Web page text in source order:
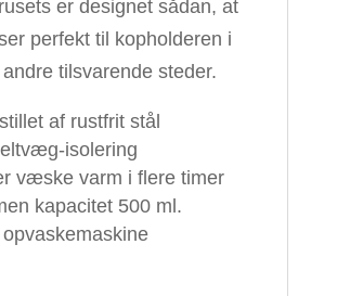
er designet sådan, at
perfekt til kopholderen i
tilsvarende steder.
af rustfrit stål
isolering
væske varm i flere timer
kapacitet 500 ml.